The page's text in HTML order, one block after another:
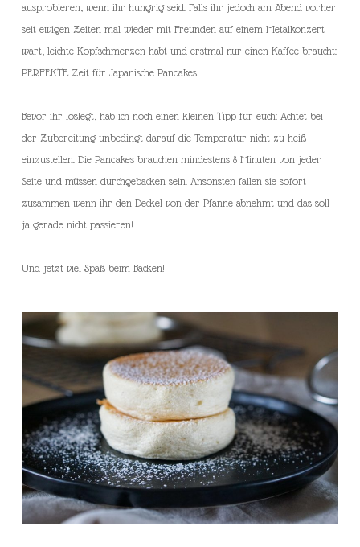
ausprobieren, wenn ihr hungrig seid. Falls ihr jedoch am Abend vorher
seit ewigen Zeiten mal wieder mit Freunden auf einem Metalkonzert
wart, leichte Kopfschmerzen habt und erstmal nur einen Kaffee braucht:
PERFEKTE Zeit für Japanische Pancakes!
Bevor ihr loslegt, hab ich noch einen kleinen Tipp für euch: Achtet bei
der Zubereitung unbedingt darauf die Temperatur nicht zu heiß
einzustellen. Die Pancakes brauchen mindestens 8 Minuten von jeder
Seite und müssen durchgebacken sein. Ansonsten fallen sie sofort
zusammen wenn ihr den Deckel von der Pfanne abnehmt und das soll
ja gerade nicht passieren!
Und jetzt viel Spaß beim Backen!